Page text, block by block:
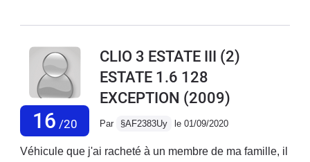
polyvalente pour envisager les grands trajets sur
ressentir : - revêtement des commodos qui se décolle-
support de pare-soleil qui se déboîte- faux-cuir du
volant qui s’effrite
16 /20
CLIO 3 ESTATE III (2)
ESTATE 1.6 128
EXCEPTION (2009)
Par §AF2383Uy le 01/09/2020
Véhicule que j'ai racheté à un membre de ma famille, il